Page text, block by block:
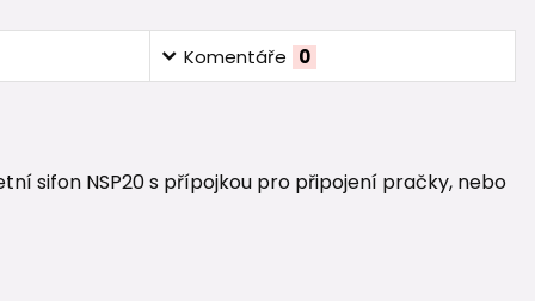
Komentáře 0
sifon NSP20 s přípojkou pro připojení pračky, nebo